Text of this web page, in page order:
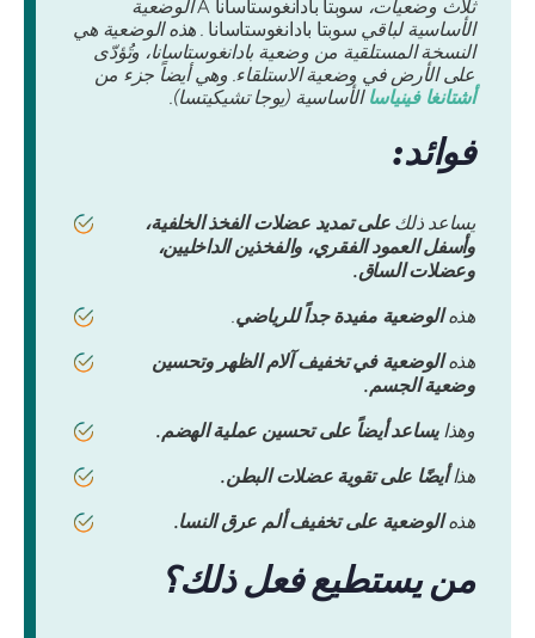
ثلاث وضعيات،سوبتا بادانغوستاسانا A الوضعية
الأساسية لباقي سوبتا بادانغوستاسانا. هذه الوضعية هي
النسخة المستلقية من وضعية بادانغوستاسانا، وتُؤدّى
على الأرض في وضعية الاستلقاء. وهي أيضاً جزء من
أشتانغا فينياساالأساسية (يوجا تشيكيتسا).
فوائد:
يساعد ذلكعلى تمديد عضلات الفخذ الخلفية،
وأسفل العمود الفقري، والفخذين الداخليين،
وعضلات الساق.
هذهالوضعية مفيدة جداً للرياضي.
هذهالوضعية في تخفيف آلام الظهر وتحسين
وضعية الجسم.
وهذايساعد أيضاً على تحسين عملية الهضم.
هذاأيضًا على تقوية عضلات البطن.
هذهالوضعية على تخفيف ألم عرق النسا.
من يستطيع فعل ذلك؟